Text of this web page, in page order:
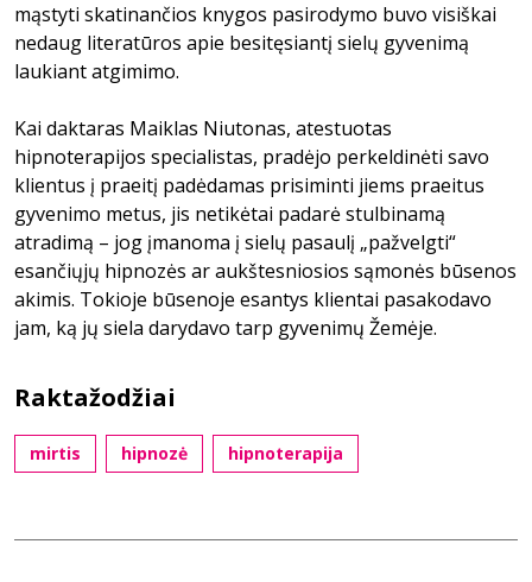
mąstyti skatinančios knygos pasirodymo buvo visiškai
nedaug literatūros apie besitęsiantį sielų gyvenimą
laukiant atgimimo.
Kai daktaras Maiklas Niutonas, atestuotas
hipnoterapijos specialistas, pradėjo perkeldinėti savo
klientus į praeitį padėdamas prisiminti jiems praeitus
gyvenimo metus, jis netikėtai padarė stulbinamą
atradimą – jog įmanoma į sielų pasaulį „pažvelgti“
esančiųjų hipnozės ar aukštesniosios sąmonės būsenos
akimis. Tokioje būsenoje esantys klientai pasakodavo
jam, ką jų siela darydavo tarp gyvenimų Žemėje.
Raktažodžiai
mirtis hipnozė hipnoterapija